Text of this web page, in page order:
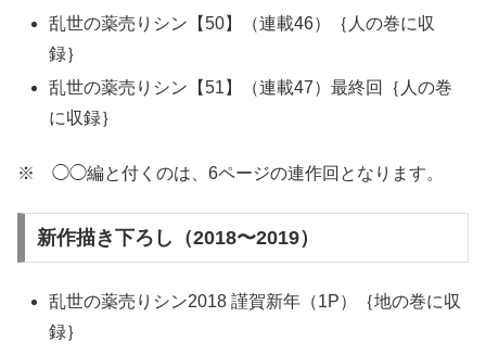
乱世の薬売りシン【50】（連載46）｛人の巻に収
録｝
乱世の薬売りシン【51】（連載47）最終回｛人の巻
に収録｝
※ ◯◯編と付くのは、6ページの連作回となります。
新作描き下ろし（2018〜2019）
乱世の薬売りシン2018 謹賀新年（1P）｛地の巻に収
録｝